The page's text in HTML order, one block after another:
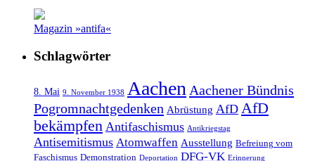
Magazin »antifa«
Schlagwörter
8. Mai 9. November 1938 Aachen Aachener Bündnis
Pogromnachtgedenken Abrüstung AfD AfD
bekämpfen Antifaschismus Antikriegstag
Antisemitismus Atomwaffen Ausstellung Befreiung vom
Faschismus Demonstration Deportation DFG-VK Erinnerung